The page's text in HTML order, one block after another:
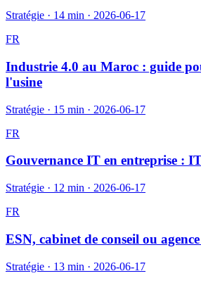
Stratégie · 14 min · 2026-06-17
FR
Industrie 4.0 au Maroc : guide
l'usine
Stratégie · 15 min · 2026-06-17
FR
Gouvernance IT en entreprise :
Stratégie · 12 min · 2026-06-17
FR
ESN, cabinet de conseil ou
Stratégie · 13 min · 2026-06-17